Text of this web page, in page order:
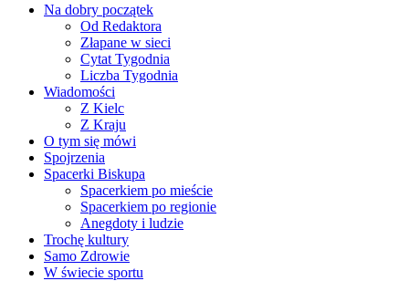
Na dobry początek
Od Redaktora
Złapane w sieci
Cytat Tygodnia
Liczba Tygodnia
Wiadomości
Z Kielc
Z Kraju
O tym się mówi
Spojrzenia
Spacerki Biskupa
Spacerkiem po mieście
Spacerkiem po regionie
Anegdoty i ludzie
Trochę kultury
Samo Zdrowie
W świecie sportu